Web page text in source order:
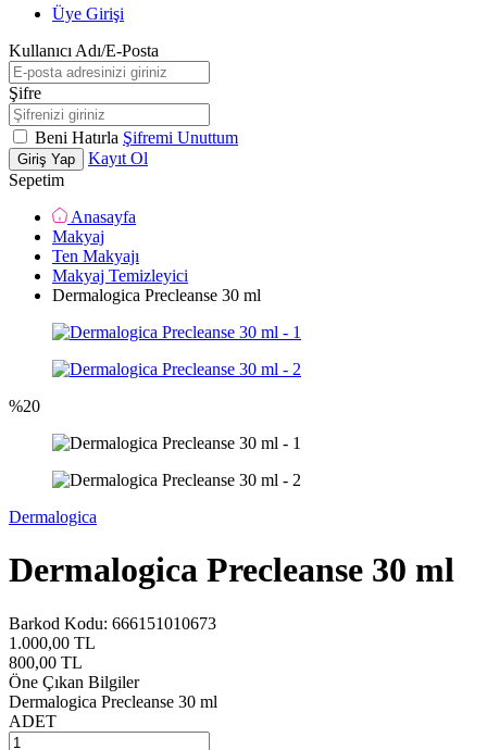
Üye Girişi
Kullanıcı Adı/E-Posta
Şifre
Beni Hatırla Şifremi Unuttum
Giriş Yap
Kayıt Ol
Sepetim
Anasayfa
Makyaj
Ten Makyajı
Makyaj Temizleyici
Dermalogica Precleanse 30 ml
%20
Dermalogica
Dermalogica Precleanse 30 ml
Barkod Kodu: 666151010673
1.000,00 TL
800,00 TL
Öne Çıkan Bilgiler
Dermalogica Precleanse 30 ml
ADET